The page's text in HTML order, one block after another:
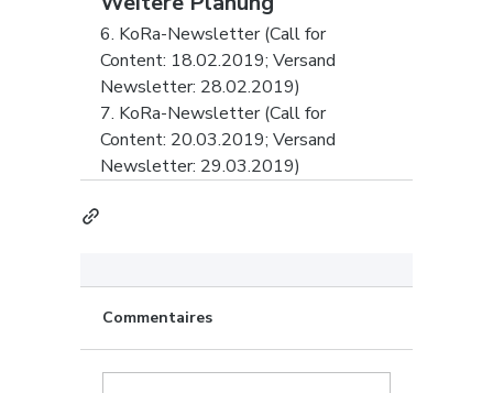
6. KoRa-Newsletter (Call for
Content: 18.02.2019; Versand
Newsletter: 28.02.2019)
7. KoRa-Newsletter (Call for
Content: 20.03.2019; Versand
Newsletter: 29.03.2019)
Commentaires